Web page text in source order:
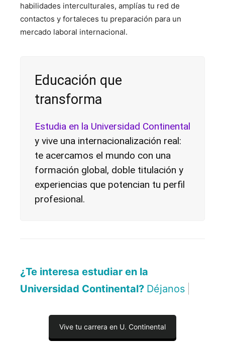
habilidades interculturales, amplías tu red de
contactos y fortaleces tu preparación para un
mercado laboral internacional.
Educación que
transforma
Estudia en la Universidad Continental
y vive una internacionalización real:
te acercamos el mundo con una
formación global, doble titulación y
experiencias que potencian tu perfil
profesional.
¿Te interesa estudiar en la
Universidad Continental?